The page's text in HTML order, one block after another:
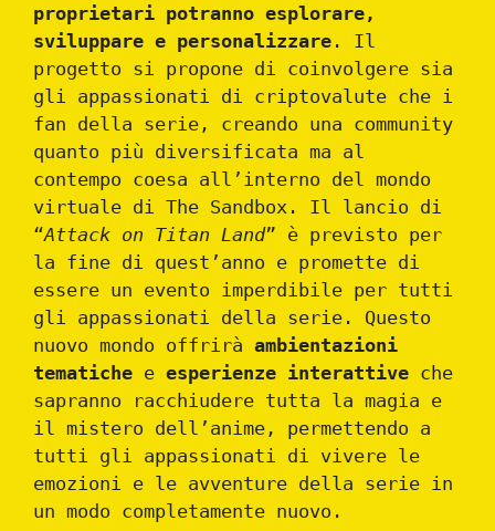
proprietari potranno esplorare,
sviluppare e personalizzare . Il
progetto si propone di coinvolgere sia
gli appassionati di criptovalute che i
fan della serie, creando una community
quanto più diversificata ma al
contempo coesa all’interno del mondo
virtuale di The Sandbox. Il lancio di
“Attack on Titan Land” è previsto per
la fine di quest’anno e promette di
essere un evento imperdibile per tutti
gli appassionati della serie. Questo
nuovo mondo offrirà ambientazioni
tematiche e esperienze interattive che
sapranno racchiudere tutta la magia e
il mistero dell’anime, permettendo a
tutti gli appassionati di vivere le
emozioni e le avventure della serie in
un modo completamente nuovo.